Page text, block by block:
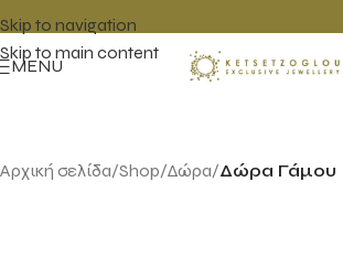
Skip to navigation
Skip to main content
MENU
Αρχική σελίδα Shop Δώρα Δώρα Γάμου